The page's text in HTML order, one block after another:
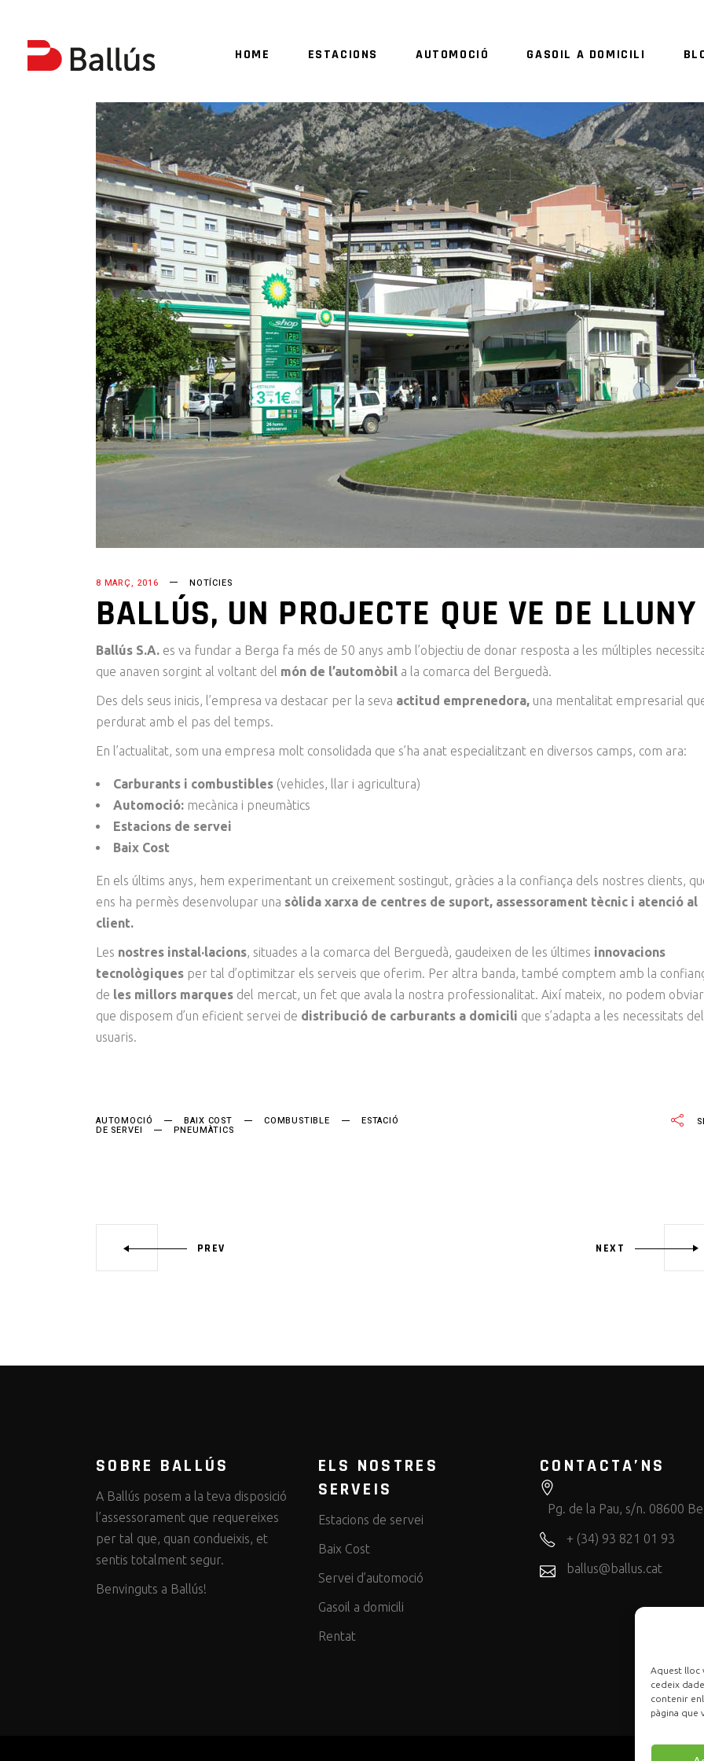
Aquest lloc
cedeix
contenir
pàgina que
HOME ESTACIONS AUTOMOCIÓ GASOIL A DOMICILI
8 MARÇ, 2016 NOTÍCIES
BALLÚS, UN PROJECTE QUE VE DE LLUNY
Ballús S.A. es va fundar a Berga fa més de 50 anys amb l’objectiu de donar resposta a les múltiples
que anaven sorgint al voltant del món de l’automòbil a la comarca del Berguedà.
Des dels seus inicis, l’empresa va destacar per la seva actitud emprenedora, una mentalitat empresarial
perdurat amb el pas del temps.
En l’actualitat, som una empresa molt consolidada que s’ha anat especialitzant en diversos camps, com ara:
Carburants i combustibles (vehicles, llar i agricultura)
Automoció: mecànica i pneumàtics
Estacions de servei
Baix Cost
En els últims anys, hem experimentant un creixement sostingut, gràcies a la confiança dels nostres clients,
ens ha permès desenvolupar una sòlida xarxa de centres de suport, assessorament tècnic i atenció al
client.
Les nostres instal·lacions, situades a la comarca del Berguedà, gaudeixen de les últimes innovacions
tecnològiques per tal d’optimitzar els serveis que oferim. Per altra banda, també comptem amb la
de les millors marques del mercat, un fet que avala la nostra professionalitat. Així mateix, no podem obviar
que disposem d’un eficient servei de distribució de carburants a domicili que s’adapta a les necessitats
usuaris.
AUTOMOCIÓ BAIX COST COMBUSTIBLE ESTACIÓ
DE SERVEI PNEUMÀTICS
PREV NEXT
SOBRE BALLÚS
A Ballús posem a la teva disposició
l’assessorament que requereixes
per tal que, quan condueixis, et
sentis totalment segur.
Benvinguts a Ballús!
ELS NOSTRES
SERVEIS
Estacions de servei
Baix Cost
Servei d’automoció
Gasoil a domicili
Rentat
CONTACTA’NS
Pg. de la Pau, s/n. 08600
+ (34) 93 821 01 93
ballus@ballus.cat